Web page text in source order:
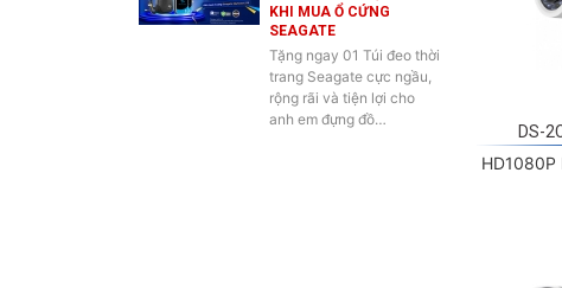
Tặng ngay 01 Túi đeo thời
trang Seagate cực ngầu,
rộng rãi và tiện lợi cho
anh em đựng đồ…